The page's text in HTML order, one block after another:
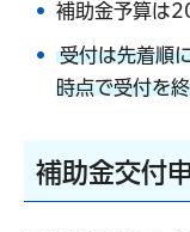
補助金予算は
受付は先着順
時点で受付を
補助金交付